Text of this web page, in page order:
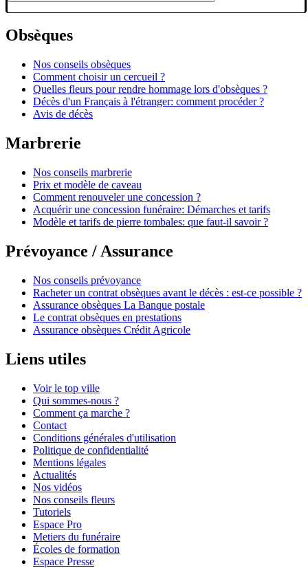
Obsèques
Nos conseils obsèques
Comment choisir un cercueil ?
Quelles fleurs pour rendre hommage lors d'obsèques ?
Décès d'un Français à l'étranger: comment procéder ?
Avis de décès
Marbrerie
Nos conseils marbrerie
Prix et modèle de caveau
Comment renouveler une concession ?
Acquérir une concession funéraire: Démarches et tarifs
Modèle et tarifs de pierre tombales: que faut-il savoir ?
Prévoyance / Assurance
Nos conseils prévoyance
Racheter un contrat obsèques avant le décès : est-ce possible ?
Assurance obsèques La Banque postale
Le contrat obsèques en prestations
Assurance obsèques Crédit Agricole
Liens utiles
Voir le top ville
Qui sommes-nous ?
Comment ça marche ?
Contact
Conditions générales d'utilisation
Politique de confidentialité
Mentions légales
Actualités
Nos vidéos
Nos conseils fleurs
Tutoriels
Espace Pro
Metiers du funéraire
Écoles de formation
Espace Presse